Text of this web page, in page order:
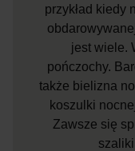
przykład kiedy
jest wiele.
pończochy.
także bielizna
koszulki
Zawsze się